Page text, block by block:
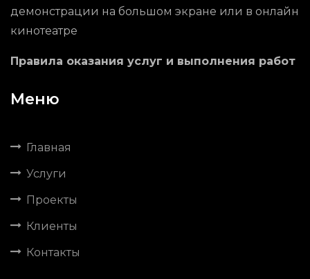
демонстрации на большом экране или в онлайн
кинотеатре
Правила оказания услуг и выполнения работ
Меню
Главная
Услуги
Проекты
Клиенты
Контакты